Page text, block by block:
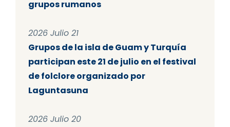
grupos rumanos
2026 Julio 21
Grupos de la isla de Guam y Turquía
participan este 21 de julio en el festival
de folclore organizado por
Laguntasuna
2026 Julio 20